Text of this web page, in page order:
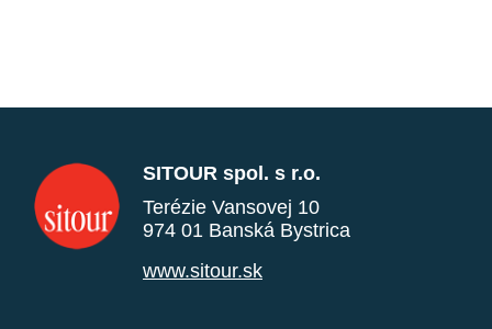
SITOUR spol. s r.o.
Terézie Vansovej 10
974 01 Banská Bystrica
www.sitour.sk